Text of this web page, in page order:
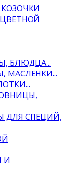
БЛЮДЦА...
МАСЛЕНКИ...
ДЛЯ СПЕЦИЙ,
И